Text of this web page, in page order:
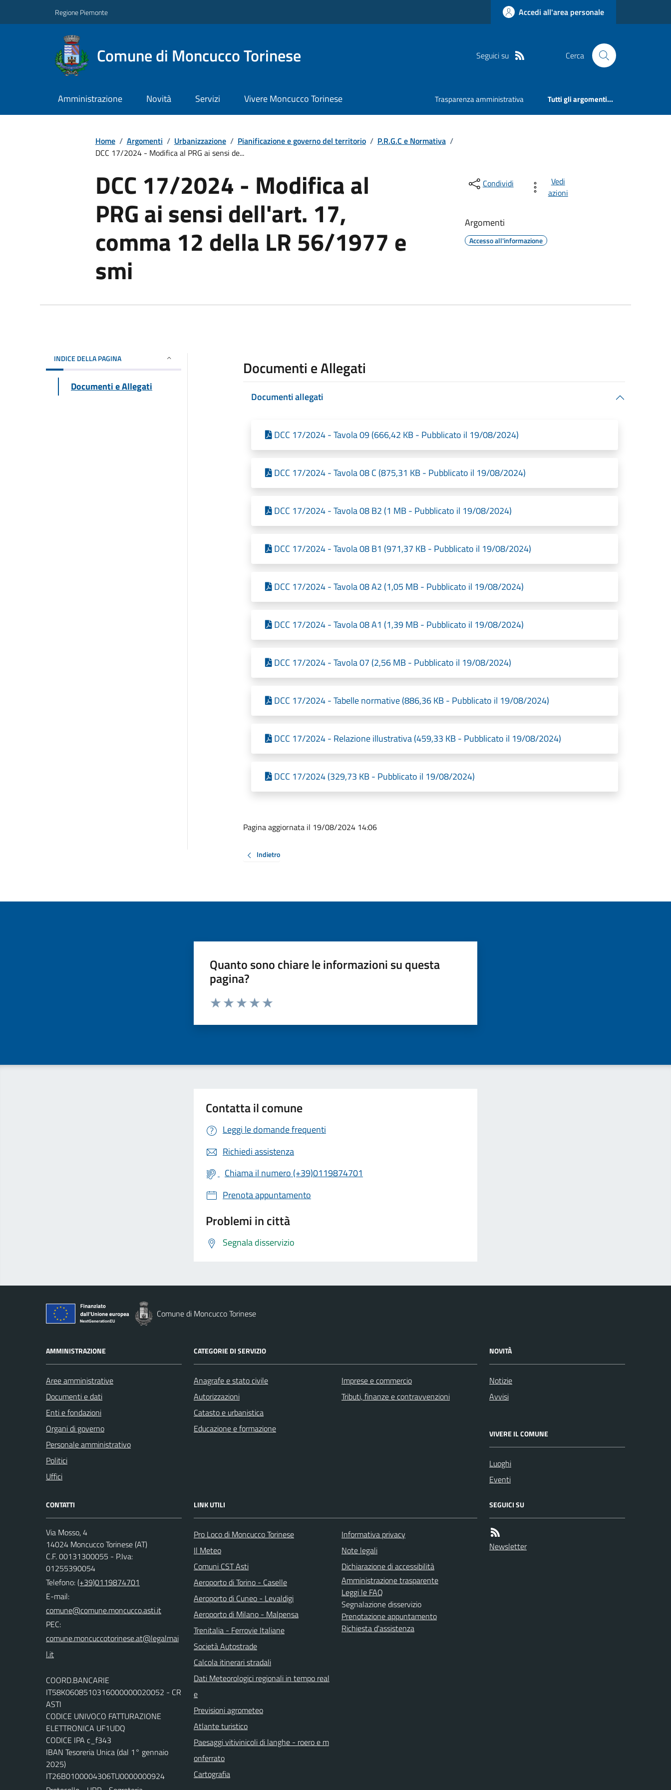
Regione Piemonte Accedi all'area personale
Comune di Moncucco Torinese Seguici su Cerca
Amministrazione Novità Servizi Vivere Moncucco Torinese Trasparenza amministrativa Tutti gli argomenti...
Home / Argomenti / Urbanizzazione / Pianificazione e governo del territorio / P.R.G.C e Normativa /
DCC 17/2024 - Modifica al PRG ai sensi de...
DCC 17/2024 - Modifica al
PRG ai sensi dell'art. 17,
comma 12 della LR 56/1977 e
smi
Condividi
Vedi
azioni
Argomenti
Accesso all'informazione
INDICE DELLA PAGINA
Documenti e Allegati
Documenti e Allegati
Documenti allegati
DCC 17/2024 - Tavola 09 (666,42 KB - Pubblicato il 19/08/2024)
DCC 17/2024 - Tavola 08 C (875,31 KB - Pubblicato il 19/08/2024)
DCC 17/2024 - Tavola 08 B2 (1 MB - Pubblicato il 19/08/2024)
DCC 17/2024 - Tavola 08 B1 (971,37 KB - Pubblicato il 19/08/2024)
DCC 17/2024 - Tavola 08 A2 (1,05 MB - Pubblicato il 19/08/2024)
DCC 17/2024 - Tavola 08 A1 (1,39 MB - Pubblicato il 19/08/2024)
DCC 17/2024 - Tavola 07 (2,56 MB - Pubblicato il 19/08/2024)
DCC 17/2024 - Tabelle normative (886,36 KB - Pubblicato il 19/08/2024)
DCC 17/2024 - Relazione illustrativa (459,33 KB - Pubblicato il 19/08/2024)
DCC 17/2024 (329,73 KB - Pubblicato il 19/08/2024)
Pagina aggiornata il 19/08/2024 14:06
Indietro
Quanto sono chiare le informazioni su questa
pagina?
Valuta da 1 a 5 stelle la pagina
Contatta il comune
Leggi le domande frequenti
Richiedi assistenza
Chiama il numero (+39)0119874701
Prenota appuntamento
Problemi in città
Segnala disservizio
Comune di Moncucco Torinese
AMMINISTRAZIONE
Aree amministrative
Documenti e dati
Enti e fondazioni
Organi di governo
Personale amministrativo
Politici
Uffici
CATEGORIE DI SERVIZIO
Anagrafe e stato civile
Autorizzazioni
Catasto e urbanistica
Educazione e formazione
Imprese e commercio
Tributi, finanze e contravvenzioni
NOVITÀ
Notizie
Avvisi
VIVERE IL COMUNE
Luoghi
Eventi
CONTATTI
Via Mosso, 4
14024 Moncucco Torinese (AT)
C.F. 00131300055 - P.Iva:
01255390054
Telefono:(+39)0119874701
E-mail:
comune@comune.moncucco.asti.it
PEC:
comune.moncuccotorinese.at@legalmai
l.it
COORD.BANCARIE
IT58K0608510316000000020052 - CR
ASTI
CODICE UNIVOCO FATTURAZIONE
ELETTRONICA UF1UDQ
CODICE IPA c_f343
IBAN Tesoreria Unica (dal 1° gennaio
2025)
IT26B0100004306TU0000000924
LINK UTILI
Pro Loco di Moncucco Torinese
Il Meteo
Comuni CST Asti
Aeroporto di Torino - Caselle
Aeroporto di Cuneo - Levaldigi
Aeroporto di Milano - Malpensa
Trenitalia - Ferrovie Italiane
Società Autostrade
Calcola itinerari stradali
Dati Meteorologici regionali in tempo real
e
Previsioni agrometeo
Atlante turistico
Paesaggi vitivinicoli di langhe - roero e m
onferrato
Cartografia
Informativa privacy
Note legali
Dichiarazione di accessibilità
Amministrazione trasparente
Leggi le FAQ
Segnalazione disservizio
Prenotazione appuntamento
Richiesta d'assistenza
SEGUICI SU
Newsletter